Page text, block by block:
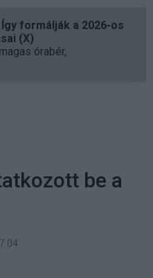
formálják a 2026-os
(X)
órabér,
be a